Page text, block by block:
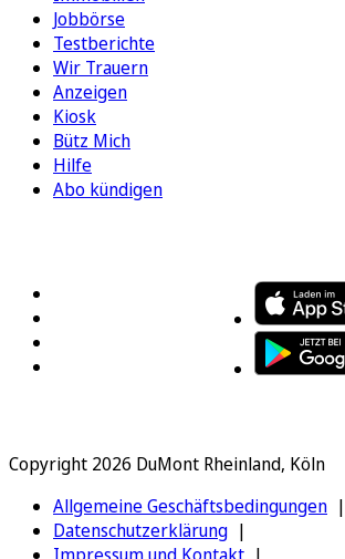
Jobbörse
Testberichte
Wir Trauern
Anzeigen
Kiosk
Bütz Mich
Hilfe
Abo kündigen
Copyright 2026 DuMont Rheinland, Köln
Allgemeine Geschäftsbedingungen
Datenschutzerklärung